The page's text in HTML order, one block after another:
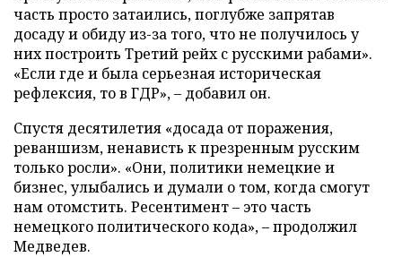
часть просто затаились, поглубже запрятав
досаду и обиду из-за того, что не получилось у
них построить Третий рейх с русскими рабами».
«Если где и была серьезная историческая
рефлексия, то в ГДР», – добавил он.
Спустя десятилетия «досада от поражения,
реваншизм, ненависть к презренным русским
только росли». «Они, политики немецкие и
бизнес, улыбались и думали о том, когда смогут
нам отомстить. Ресентимент – это часть
немецкого политического кода», – продолжил
Медведев.